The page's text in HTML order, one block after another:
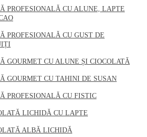
PROFESIONALĂ CU ALUNE, LAPTE
PROFESIONALĂ CU GUST DE
GOURMET CU ALUNE ȘI CIOCOLATĂ
GOURMET CU TAHINI DE SUSAN
PROFESIONALĂ CU FISTIC
LICHIDĂ CU LAPTE
ALBĂ LICHIDĂ